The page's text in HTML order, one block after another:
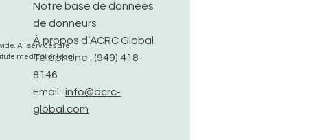
Notre base de données
de donneurs
À propos d’ACRC Global
Téléphone : (949) 418-
8146
Email : info@acrc-
global.com
All services are
medical or legal